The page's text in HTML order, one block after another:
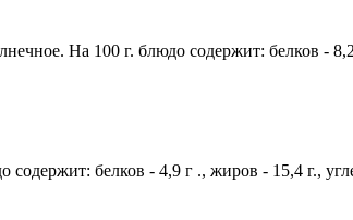
На 100 г. блюдо содержит: белков -
белков - 4,9 г ., жиров - 15,4 г.,